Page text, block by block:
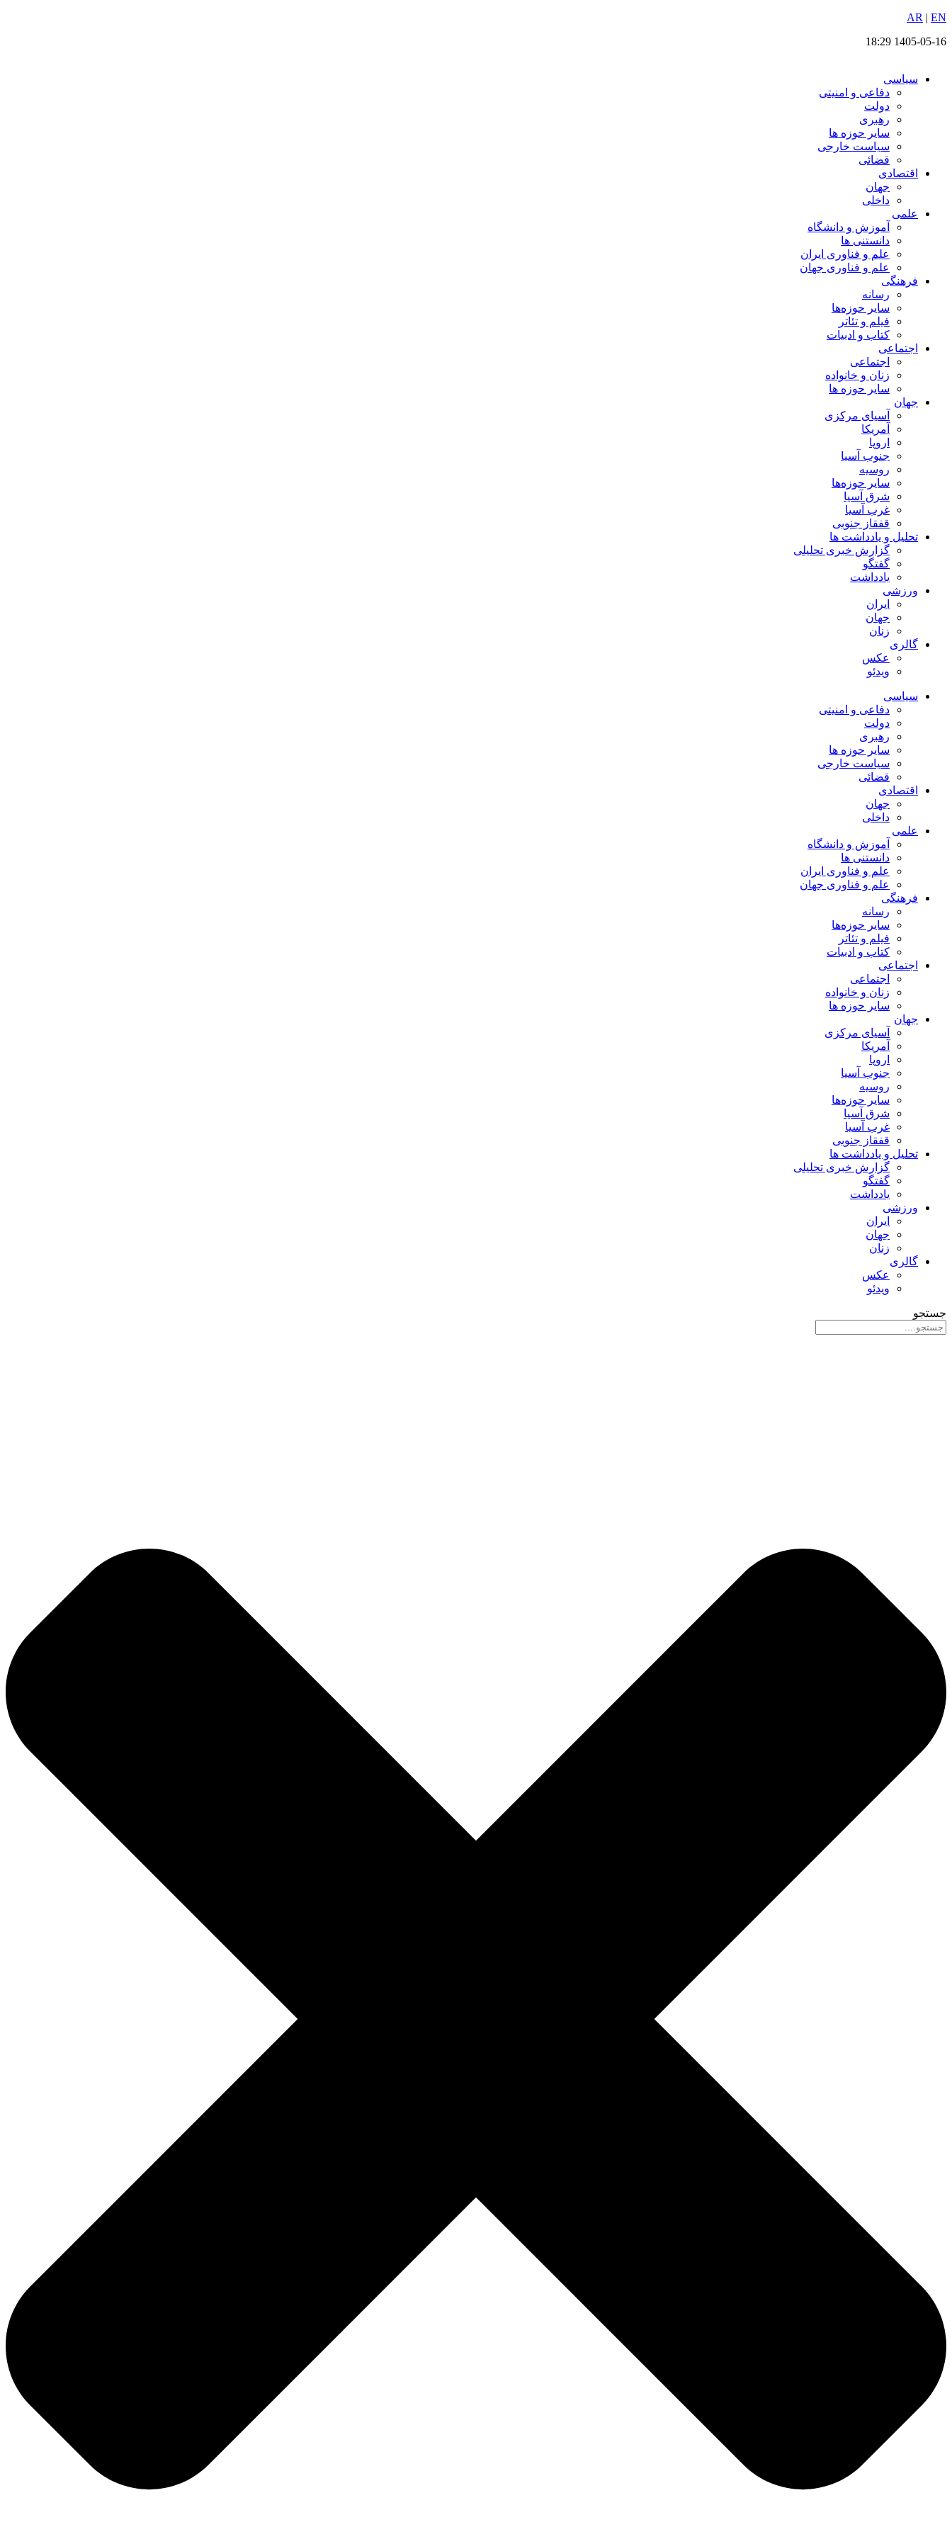
پرش
محتوا
AR | EN
1405-05-16 18:29
سیاسی
دفاعی و امنیتی
دولت
رهبری
سایر حوزه ها
سیاست خارجی
قضائی
اقتصادی
جهان
داخلی
علمی
آموزش و دانشگاه
دانستنی ها
علم و فناوری ایران
علم و فناوری جهان
فرهنگی
رسانه
سایر حوزه‌ها
فیلم و تئاتر
کتاب و ادبیات
اجتماعی
اجتماعی
زنان و خانواده
سایر حوزه ها
جهان
آسیای مرکزی
آمریکا
اروپا
جنوب آسیا
روسیه
سایر حوزه‌ها
شرق آسیا
غرب آسیا
قفقاز جنوبی
تحلیل و یادداشت ها
گزارش خبری تحلیلی
گفتگو
یادداشت
ورزشی
ایران
جهان
زنان
گالری
عکس
ویدئو
سیاسی
دفاعی و امنیتی
دولت
رهبری
سایر حوزه ها
سیاست خارجی
قضائی
اقتصادی
جهان
داخلی
علمی
آموزش و دانشگاه
دانستنی ها
علم و فناوری ایران
علم و فناوری جهان
فرهنگی
رسانه
سایر حوزه‌ها
فیلم و تئاتر
کتاب و ادبیات
اجتماعی
اجتماعی
زنان و خانواده
سایر حوزه ها
جهان
آسیای مرکزی
آمریکا
اروپا
جنوب آسیا
روسیه
سایر حوزه‌ها
شرق آسیا
غرب آسیا
قفقاز جنوبی
تحلیل و یادداشت ها
گزارش خبری تحلیلی
گفتگو
یادداشت
ورزشی
ایران
جهان
زنان
گالری
عکس
ویدئو
جستجو